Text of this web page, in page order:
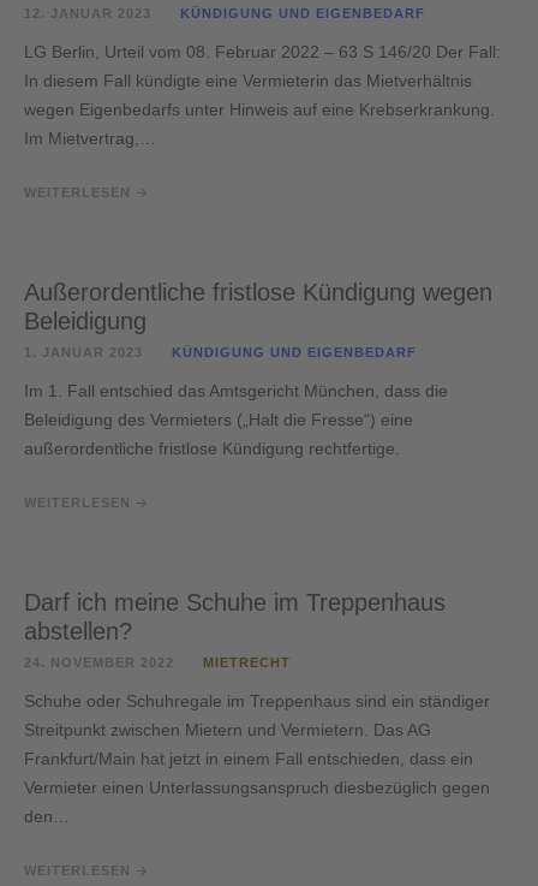
12. JANUAR 2023 KÜNDIGUNG UND EIGENBEDARF
LG Berlin, Urteil vom 08. Februar 2022 – 63 S 146/20 Der Fall:
In diesem Fall kündigte eine Vermieterin das Mietverhältnis
wegen Eigenbedarfs unter Hinweis auf eine Krebserkrankung.
Im Mietvertrag,…
WEITERLESEN
Außerordentliche fristlose Kündigung wegen
Beleidigung
1. JANUAR 2023 KÜNDIGUNG UND EIGENBEDARF
Im 1. Fall entschied das Amtsgericht München, dass die
Beleidigung des Vermieters („Halt die Fresse“) eine
außerordentliche fristlose Kündigung rechtfertige.
WEITERLESEN
Darf ich meine Schuhe im Treppenhaus
abstellen?
24. NOVEMBER 2022 MIETRECHT
Schuhe oder Schuhregale im Treppenhaus sind ein ständiger
Streitpunkt zwischen Mietern und Vermietern. Das AG
Frankfurt/Main hat jetzt in einem Fall entschieden, dass ein
Vermieter einen Unterlassungsanspruch diesbezüglich gegen
den…
WEITERLESEN